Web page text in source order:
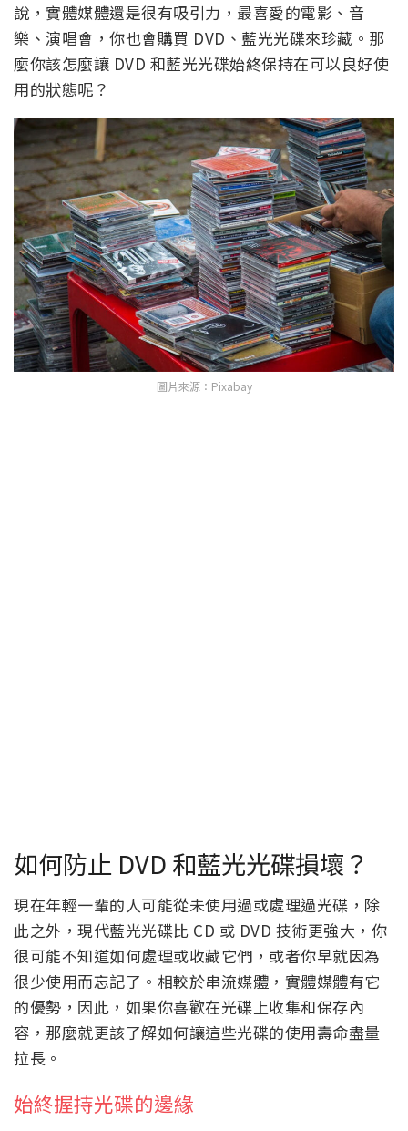
說，實體媒體還是很有吸引力，最喜愛的電影、音
樂、演唱會，你也會購買 DVD、藍光光碟來珍藏。那
麼你該怎麼讓 DVD 和藍光光碟始終保持在可以良好使
用的狀態呢？
圖片來源：Pixabay
如何防止 DVD 和藍光光碟損壞？
現在年輕一輩的人可能從未使用過或處理過光碟，除
此之外，現代藍光光碟比 CD 或 DVD 技術更強大，你
很可能不知道如何處理或收藏它們，或者你早就因為
很少使用而忘記了。相較於串流媒體，實體媒體有它
的優勢，因此，如果你喜歡在光碟上收集和保存內
容，那麼就更該了解如何讓這些光碟的使用壽命盡量
拉長。
始終握持光碟的邊緣